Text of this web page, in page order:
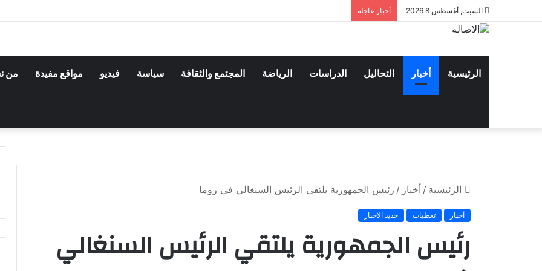
السبت, أغسطس 8 2026 أخبار عاجلة
الرئيسية أخبار التحاليل الدراسات الرياضة المجتمع والثقافة سياسة فيديو مواقع مفيدة من
الرئيسية / أخبار / رئيس الجمهورية يلتقي الرئيس السنغالي في روما
أخبار تغطيات جديد الاخبار
رئيس الجمهورية يلتقي الرئيس السنغالي